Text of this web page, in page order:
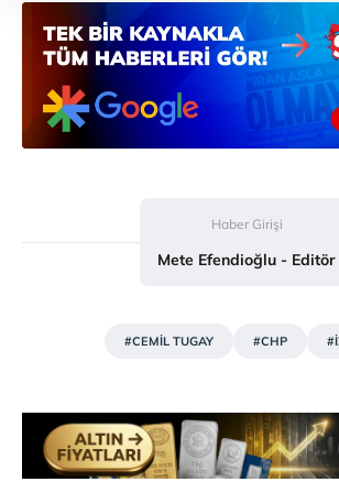
Her halükârda, kullanıcılar, bu çerezlere
takdirde, kullanıcılara hedefli reklamlar
gösterilmeyecektir."
Sizlere daha iyi bir hizmet sunabilmek
Sitemizde kendimize ve üçüncü kişilere
toplumu hizmetlerinin sunulması amacıyla
kullanılmaktadır. Diğer çerezler,
vasıtasıyla belirleyebilirsiniz. Çerezlere
için Ayarlar butonuna tıklayabilir,Çerez
Metnimiziziyaret edebilirsiniz.
Haber Girişi
Mete Efendioğlu - Editör
#CEMİL TUGAY #CHP